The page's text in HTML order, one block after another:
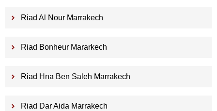
Riad Al Nour Marrakech
Riad Bonheur Mararkech
Riad Hna Ben Saleh Marrakech
Riad Dar Aida Marrakech